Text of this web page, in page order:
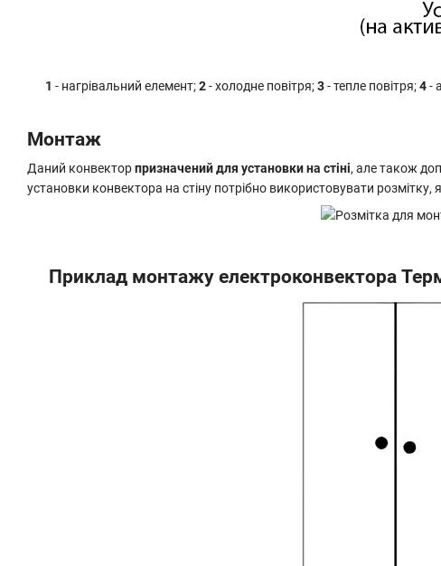
1 - нагрівальний елемент;2- холодне повітря;3- тепле повітря;4-
Монтаж
Даний конвекторпризначений для установки на стіні, але також
установки конвектора на стіну потрібно використовувати
Приклад монтажу електроконвектора